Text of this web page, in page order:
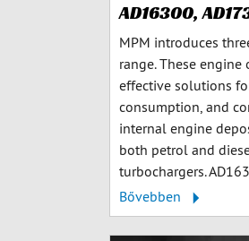
AD16300,
MPM introduces
range. These
effective solutions
consumption, and
internal engine
both petrol and
turbochargers.
Bővebben